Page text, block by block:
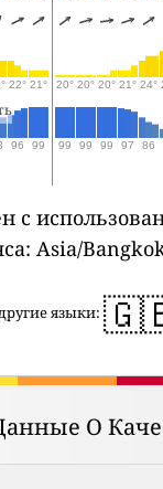
22° 21° 20° 20° 20° 21° 24°
96 99 99 99 99 97 86
с
Asia/
языки:
О